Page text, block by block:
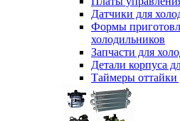
Датчики для
Формы
холодильников
Запчасти для
Детали корпуса
Таймеры оттайки